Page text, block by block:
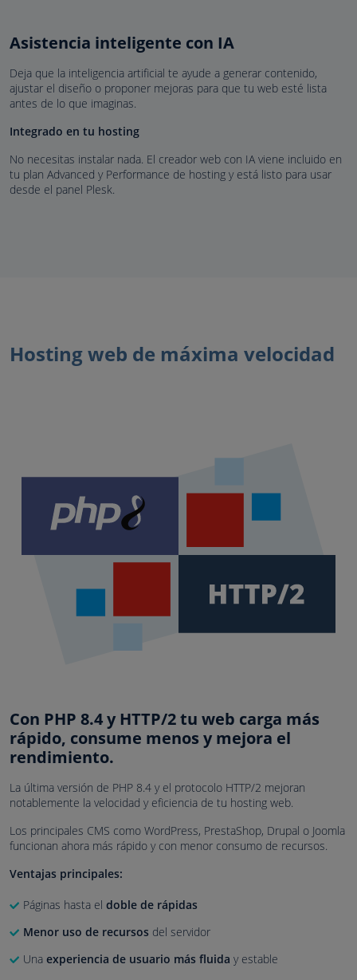
Asistencia inteligente con IA
Deja que la inteligencia artificial te ayude a generar contenido,
ajustar el diseño o proponer mejoras para que tu web esté lista
antes de lo que imaginas.
Integrado en tu hosting
No necesitas instalar nada. El creador web con IA viene incluido en
tu plan Advanced y Performance de hosting y está listo para usar
desde el panel Plesk.
Hosting web de máxima velocidad
Con PHP 8.4 y HTTP/2 tu web carga más
rápido, consume menos y mejora el
rendimiento.
La última versión de PHP 8.4 y el protocolo HTTP/2 mejoran
notablemente la velocidad y eficiencia de tu hosting web.
Los principales CMS como WordPress, PrestaShop, Drupal o Joomla
funcionan ahora más rápido y con menor consumo de recursos.
Ventajas principales:
Páginas hasta el doble de rápidas
Menor uso de recursos del servidor
Una experiencia de usuario más fluida y estable